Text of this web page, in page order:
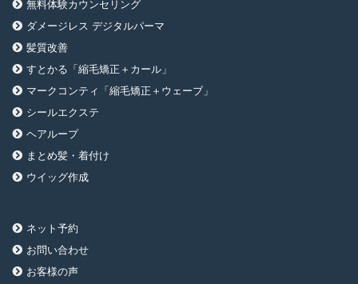
無料体験カウンセリング
ダメージレス デジタルパーマ
髪質改善
すとかる「縮毛矯正＋カール」
マークコンティ「縮毛矯正＋ウェーブ」
シールエクステ
ヘアループ
まとめ髪・着付け
ウイッグ作成
ネット予約
お問い合わせ
お客様の声